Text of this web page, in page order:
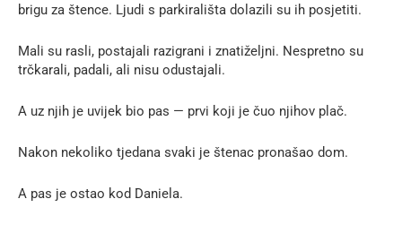
brigu za štence. Ljudi s parkirališta dolazili su ih posjetiti.
Mali su rasli, postajali razigrani i znatiželjni. Nespretno su
trčkarali, padali, ali nisu odustajali.
A uz njih je uvijek bio pas — prvi koji je čuo njihov plač.
Nakon nekoliko tjedana svaki je štenac pronašao dom.
A pas je ostao kod Daniela.